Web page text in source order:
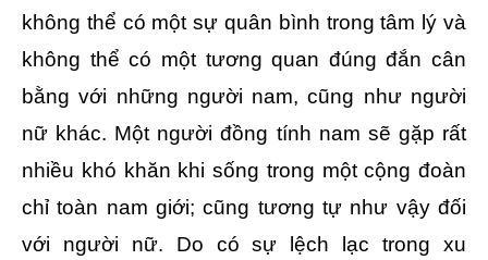
không thể có một sự quân bình trong tâm lý và
không thể có một tương quan đúng đắn cân
bằng với những người nam, cũng như người
nữ khác. Một người đồng tính nam sẽ gặp rất
nhiều khó khăn khi sống trong một cộng đoàn
chỉ toàn nam giới; cũng tương tự như vậy đối
với người nữ. Do có sự lệch lạc trong xu